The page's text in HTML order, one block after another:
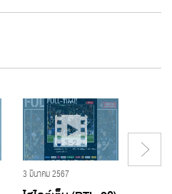
3 มีนาคม 2567